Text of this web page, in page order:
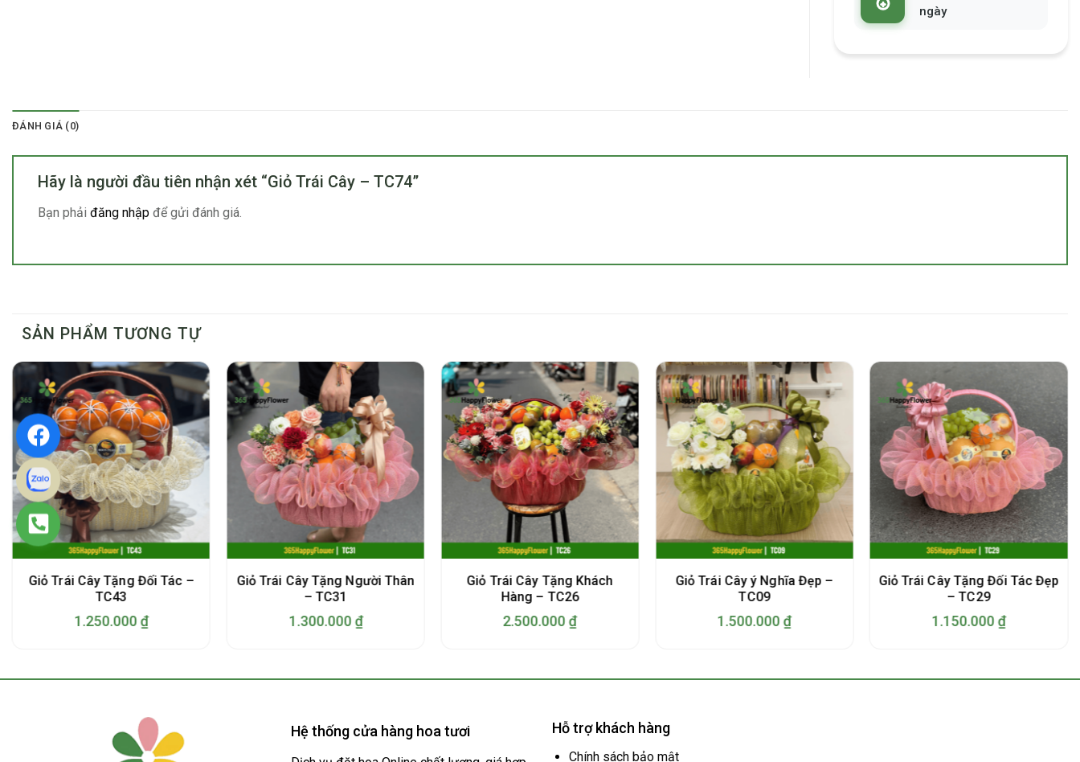
ngày
ĐÁNH GIÁ (0)
Hãy là người đầu tiên nhận xét “Giỏ Trái Cây – TC74”
Bạn phải đăng nhập để gửi đánh giá.
SẢN PHẨM TƯƠNG TỰ
Giỏ Trái Cây Tặng Đối Tác –
TC43
1.250.000 ₫
Giỏ Trái Cây Tặng Người Thân
– TC31
1.300.000 ₫
Giỏ Trái Cây Tặng Khách
Hàng – TC26
2.500.000 ₫
Giỏ Trái Cây ý Nghĩa Đẹp –
TC09
1.500.000 ₫
Giỏ Trái Cây Tặng Đối Tác Đẹp
– TC29
1.150.000 ₫
Hệ thống cửa hàng hoa tươi Hỗ trợ khách hàng
Chính sách bảo mật